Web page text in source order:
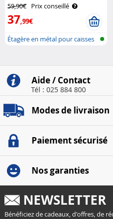
59,90€ Prix conseillé
37,99€
Étagère en métal pour caisses
Aide / Contact
Tél : 025 884 800
Modes de livraison
Paiement sécurisé
Nos garanties
NEWSLETTER
Bénéficiez de cadeaux, d'offres, de